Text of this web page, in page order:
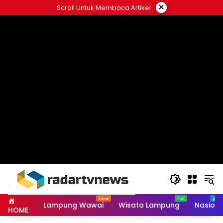
to
Scroll Untuk Membaca Artikel ×
HOME Lampung Wawai Wisata Lampung